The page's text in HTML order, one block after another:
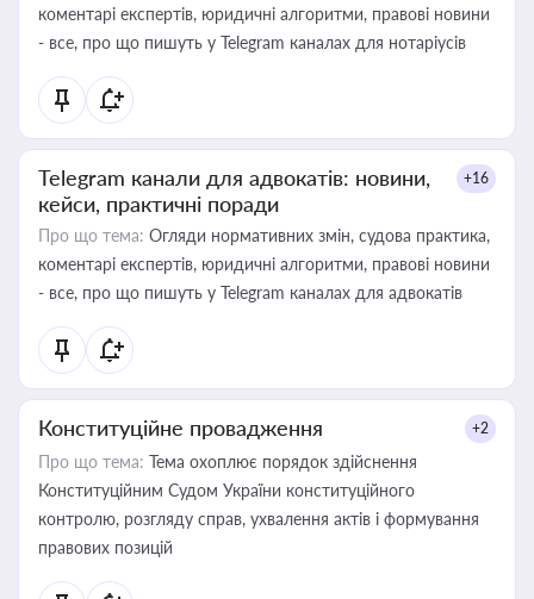
коментарі експертів, юридичні алгоритми, правові новини
- все, про що пишуть у Telegram каналах для нотаріусів
Telegram канали для адвокатів: новини,
кейси, практичні поради
+16
Про що тема: Огляди нормативних змін, судова практика,
коментарі експертів, юридичні алгоритми, правові новини
- все, про що пишуть у Telegram каналах для адвокатів
Конституційне провадження +2
Про що тема: Тема охоплює порядок здійснення
Конституційним Судом України конституційного
контролю, розгляду справ, ухвалення актів і формування
правових позицій